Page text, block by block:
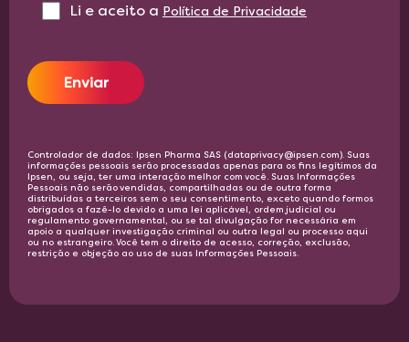
Li e aceito a‎ ‎ Política de Privacidade
Enviar
Controlador de dados: Ipsen Pharma SAS (dataprivacy@ipsen.com). Suas
informações pessoais serão processadas apenas para os fins legítimos da
Ipsen, ou seja, ter uma interação melhor com você. Suas Informações
Pessoais não serão vendidas, compartilhadas ou de outra forma
distribuídas a terceiros sem o seu consentimento, exceto quando formos
obrigados a fazê-lo devido a uma lei aplicável, ordem judicial ou
regulamento governamental, ou se tal divulgação for necessária em
apoio a qualquer investigação criminal ou outra legal ou processo aqui
ou no estrangeiro. Você tem o direito de acesso, correção, exclusão,
restrição e objeção ao uso de suas Informações Pessoais.​